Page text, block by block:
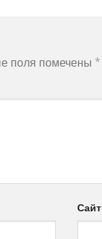
поля помечены *
Сайт